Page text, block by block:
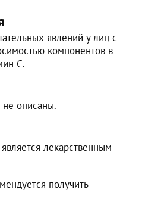
явлений у лиц с
компонентов в
C.
описаны.
лекарственным
получить